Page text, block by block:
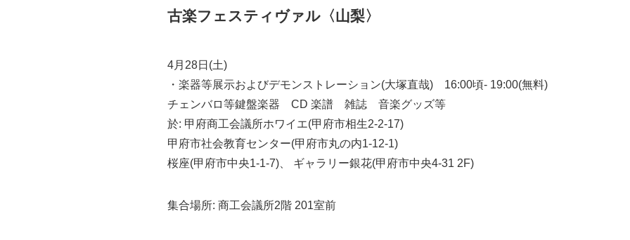
古楽フェスティヴァル〈山梨〉
4月28日(土)
・楽器等展示およびデモンストレーション(大塚直哉) 16:00頃- 19:00(無料)
チェンバロ等鍵盤楽器 CD 楽譜 雑誌 音楽グッズ等
於: 甲府商工会議所ホワイエ(甲府市相生2-2-17)
甲府市社会教育センター(甲府市丸の内1-12-1)
桜座(甲府市中央1-1-7)、 ギャラリー銀花(甲府市中央4-31 2F)
集合場所: 商工会議所2階 201室前